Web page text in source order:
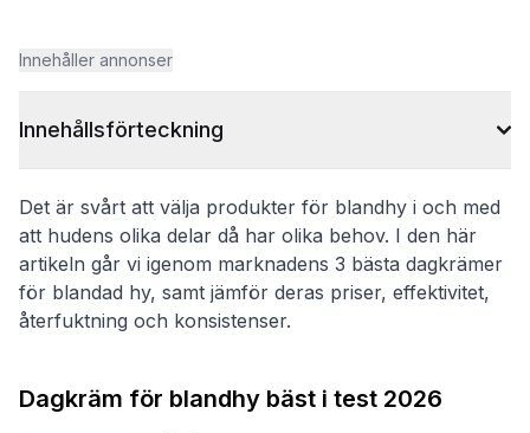
Innehåller annonser
Innehållsförteckning
Det är svårt att välja produkter för blandhy i och med
att hudens olika delar då har olika behov. I den här
artikeln går vi igenom marknadens 3 bästa dagkrämer
för blandad hy, samt jämför deras priser, effektivitet,
återfuktning och konsistenser.
Dagkräm för blandhy bäst i test 2026